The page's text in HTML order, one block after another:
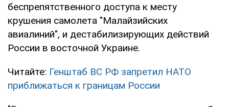
беспрепятственного доступа к месту
крушения самолета "Малайзийских
авиалиний", и дестабилизирующих действий
России в восточной Украине.
Читайте: Генштаб ВС РФ запретил НАТО
приближаться к границам России